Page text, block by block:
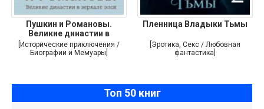
Пушкин и Романовы.
Великие династии в
зеркале эпох
[Исторические приключения /
Биографии и Мемуары]
Пленница Владыки Тьмы
[Эротика, Секс / Любовная
фантастика]
Топ 50 книг